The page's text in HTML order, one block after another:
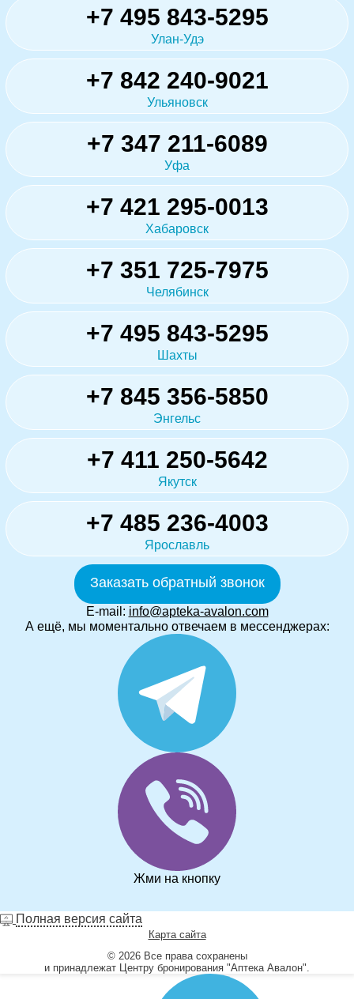
+7 495 843-5295
Улан-Удэ
+7 842 240-9021
Ульяновск
+7 347 211-6089
Уфа
+7 421 295-0013
Хабаровск
+7 351 725-7975
Челябинск
+7 495 843-5295
Шахты
+7 845 356-5850
Энгельс
+7 411 250-5642
Якутск
+7 485 236-4003
Ярославль
Заказать обратный звонок
E-mail: info@apteka-avalon.com
А ещё, мы моментально отвечаем в мессенджерах:
Жми на кнопку
Полная версия сайта
Карта сайта
© 2026 Все права сохранены
и принадлежат Центру бронирования "Аптека Авалон".